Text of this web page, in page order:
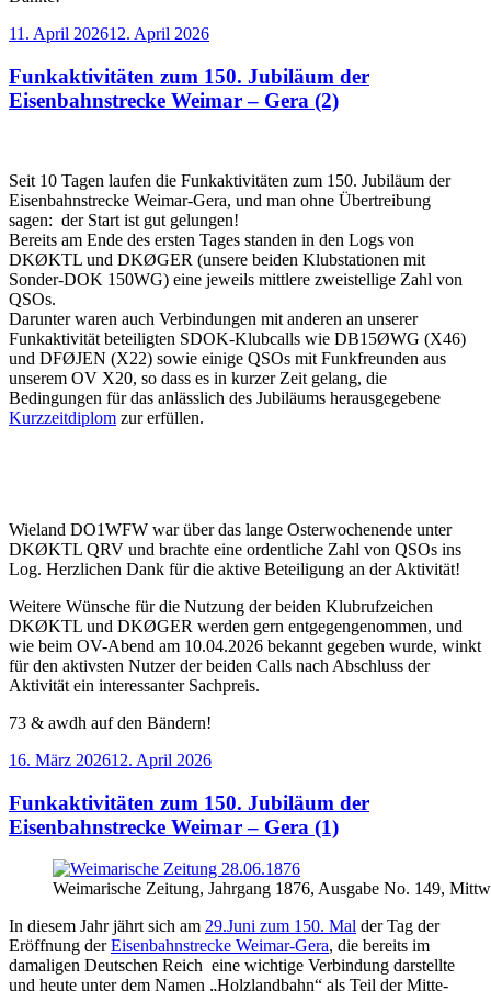
Veröffentlicht
11. April 202612. April 2026
Funkaktivitäten zum 150. Jubiläum der
Eisenbahnstrecke Weimar – Gera (2)
Seit 10 Tagen laufen die Funkaktivitäten zum 150. Jubiläum der
Eisenbahnstrecke Weimar-Gera, und man ohne Übertreibung
sagen: der Start ist gut gelungen!
Bereits am Ende des ersten Tages standen in den Logs von
DKØKTL und DKØGER (unsere beiden Klubstationen mit
Sonder-DOK 150WG) eine jeweils mittlere zweistellige Zahl von
QSOs.
Darunter waren auch Verbindungen mit anderen an unserer
Funkaktivität beteiligten SDOK-Klubcalls wie DB15ØWG (X46)
und DFØJEN (X22) sowie einige QSOs mit Funkfreunden aus
unserem OV X20, so dass es in kurzer Zeit gelang, die
Bedingungen für das anlässlich des Jubiläums herausgegebene
Kurzzeitdiplom zur erfüllen.
Wieland DO1WFW war über das lange Osterwochenende unter
DKØKTL QRV und brachte eine ordentliche Zahl von QSOs ins
Log. Herzlichen Dank für die aktive Beteiligung an der Aktivität!
Weitere Wünsche für die Nutzung der beiden Klubrufzeichen
DKØKTL und DKØGER werden gern entgegengenommen, und
wie beim OV-Abend am 10.04.2026 bekannt gegeben wurde, winkt
für den aktivsten Nutzer der beiden Calls nach Abschluss der
Aktivität ein interessanter Sachpreis.
73 & awdh auf den Bändern!
Veröffentlicht
16. März 202612. April 2026
Funkaktivitäten zum 150. Jubiläum der
Eisenbahnstrecke Weimar – Gera (1)
Weimarische Zeitung, Jahrgang 1876, Ausgabe No. 149,
In diesem Jahr jährt sich am 29.Juni zum 150. Mal der Tag der
Eröffnung derEisenbahnstrecke Weimar-Gera, die bereits im
damaligen Deutschen Reich eine wichtige Verbindung darstellte
und heute unter dem Namen „Holzlandbahn“ als Teil der Mitte-